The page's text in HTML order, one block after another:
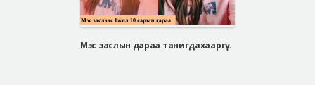
Мэс заслын дараа танигдахааргүй өөрчлөгдсөн Со Юү Ри